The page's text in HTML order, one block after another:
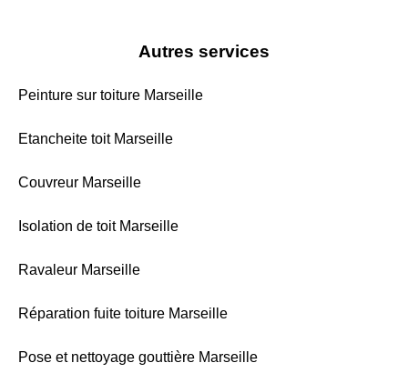
Autres services
Peinture sur toiture Marseille
Etancheite toit Marseille
Couvreur Marseille
Isolation de toit Marseille
Ravaleur Marseille
Réparation fuite toiture Marseille
Pose et nettoyage gouttière Marseille